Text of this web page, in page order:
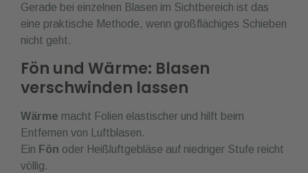
Gerade bei einzelnen Blasen im Sichtbereich ist das
eine praktische Methode, wenn großflächiges Schieben
nicht geht.
Fön und Wärme: Blasen
verschwinden lassen
Wärme macht Folien elastischer und hilft beim
Entfernen von Luftblasen.
Ein Fön oder Heißluftgebläse auf niedriger Stufe reicht
völlig.